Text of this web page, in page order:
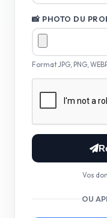
📸 PHOTO DU
Format JPG, PNG,
Vos
OU